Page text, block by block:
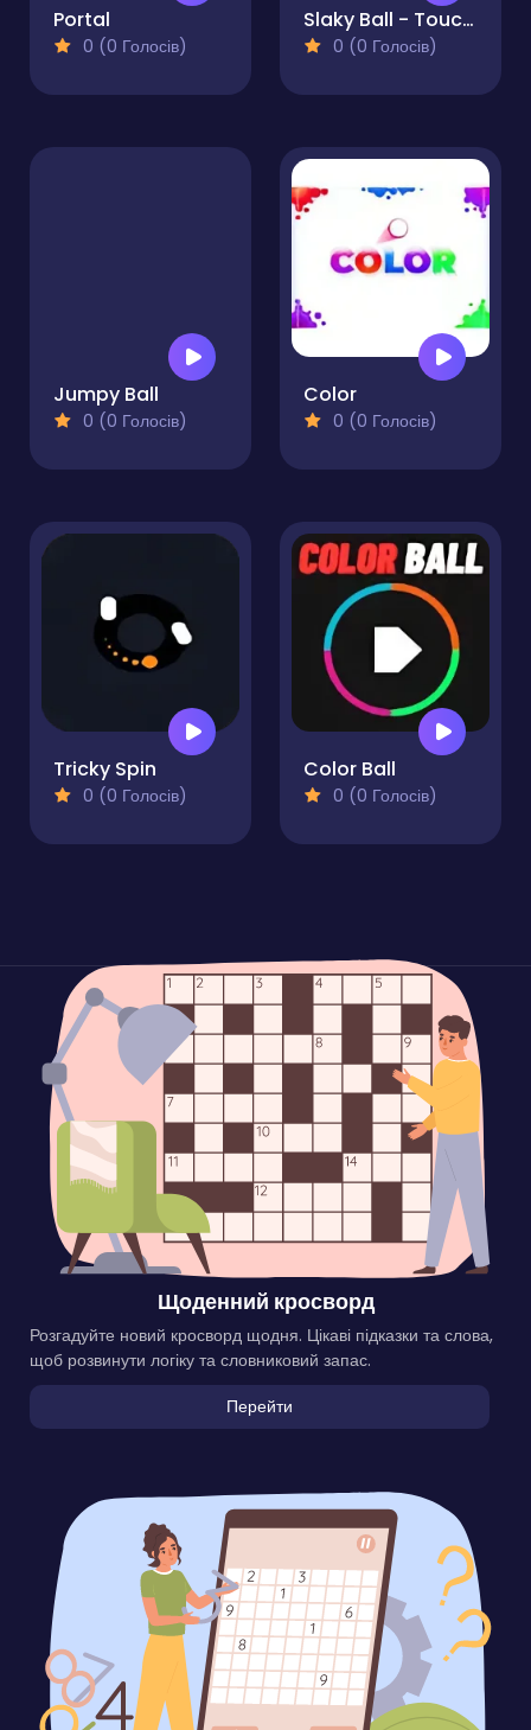
Portal
0 (0 Голосів)
Slaky Ball - Touch Ball Game
0 (0 Голосів)
Jumpy Ball
0 (0 Голосів)
Color
0 (0 Голосів)
Tricky Spin
0 (0 Голосів)
Color Ball
0 (0 Голосів)
Щоденний кросворд
Розгадуйте новий кросворд щодня. Цікаві підказки та слова,
щоб розвинути логіку та словниковий запас.
Перейти